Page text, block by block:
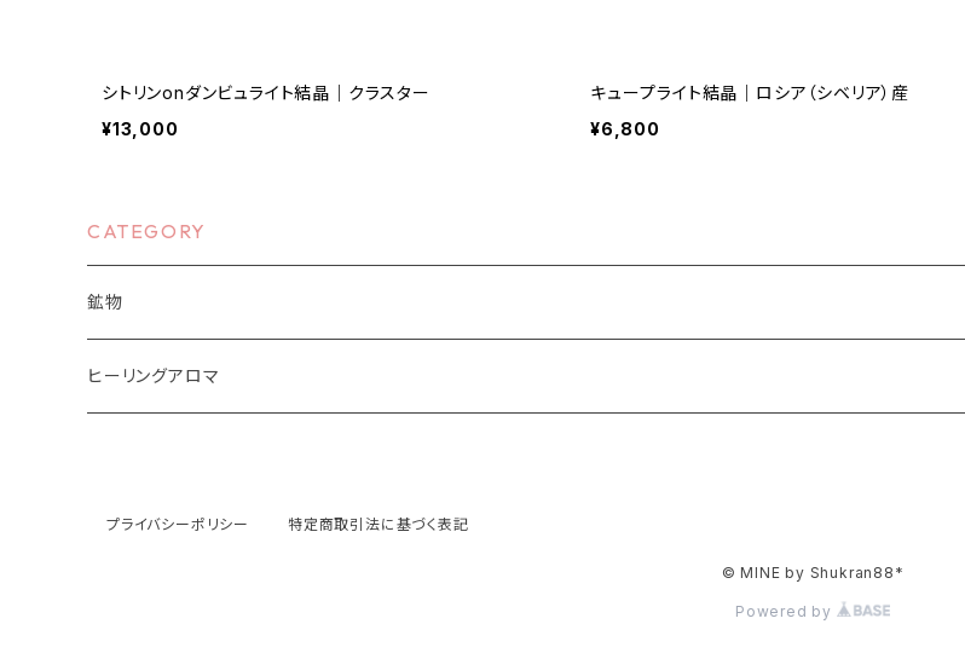
シトリンonダンビュライト結晶｜クラスター
¥13,000
キュープライト結晶｜ロシア（シベリア）産
¥6,800
CATEGORY
鉱物
原石、結晶
ヒーリングアロマ
プライバシーポリシー 特定商取引法に基づく表記
© MINE by Shukran88*
Powered by